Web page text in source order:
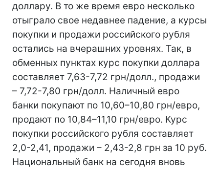
доллару. В то же время евро несколько
отыграло свое недавнее падение, а курсы
покупки и продажи российского рубля
остались на вчерашних уровнях. Так, в
обменных пунктах курс покупки доллара
составляет 7,63-7,72 грн/долл., продажи
– 7,72-7,80 грн/долл. Наличный евро
банки покупают по 10,60–10,80 грн/евро,
продают по 10,84–11,10 грн/евро. Курс
покупки российского рубля составляет
2,0-2,41, продажи – 2,43-2,8 грн за 10 руб.
Национальный банк на сегодня вновь